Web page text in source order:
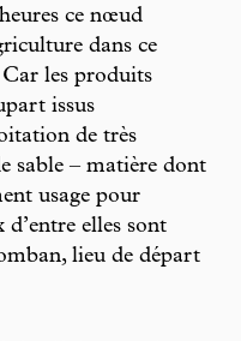
ce nœud
dans ce
Car les produits
issus
de très
sable – matière dont
usage pour
elles sont
lieu de départ